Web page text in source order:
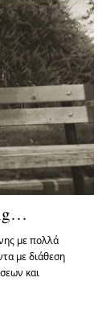
με πολλά
με διάθεση
και